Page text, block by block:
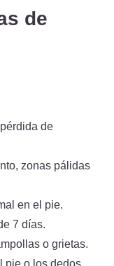
de
de
zonas pálidas
en el pie.
7 días.
o grietas.
pie o los dedos.